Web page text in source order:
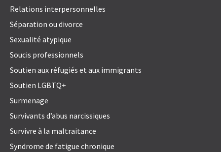
Relations interpersonnelles
Séparation ou divorce
Sexualité atypique
Soucis professionnels
Soutien aux réfugiés et aux immigrants
Soutien LGBTQ+
Surmenage
Survivants d’abus narcissiques
Survivre à la maltraitance
Syndrome de fatigue chronique